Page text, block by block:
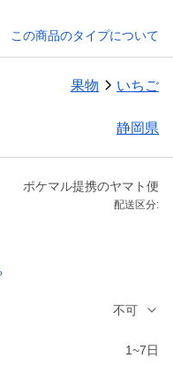
この商品のタイプについて
果物 いちご
静岡県
ポケマル提携のヤマト便
配送区分:
不可
1~7日